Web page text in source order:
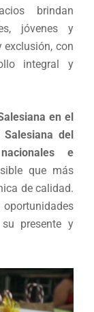
brindan
jóvenes y
exclusión, con
integral y
en el
Salesiana del
e
que más
de calidad.
presente y